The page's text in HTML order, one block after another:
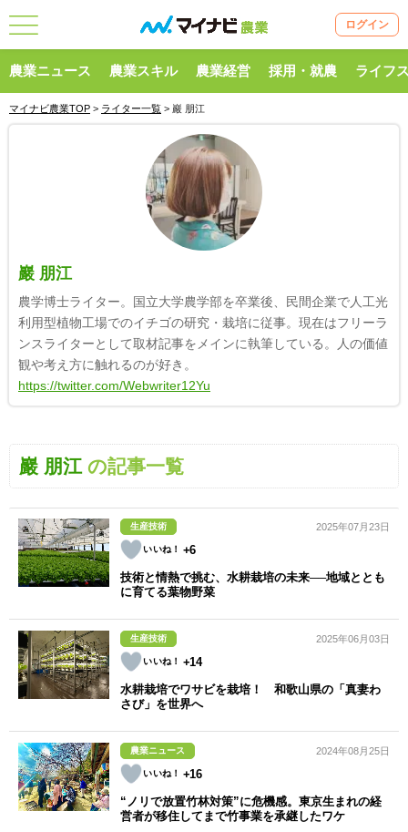
ログイン
農業ニュース 農業スキル 農業経営 採用・就農 ライフ
マイナビ農業TOP > ライター一覧 > 巖 朋江
巖 朋江
農学博士ライター。国立大学農学部を卒業後、民間企業で人工光
利用型植物工場でのイチゴの研究・栽培に従事。現在はフリーラ
ンスライターとして取材記事をメインに執筆している。人の価値
観や考え方に触れるのが好き。
https://twitter.com/Webwriter12Yu
巖 朋江 の記事一覧
生産技術
+6
2025年07月23日
技術と情熱で挑む、水耕栽培の未来──地域ととも
に育てる葉物野菜
生産技術
+14
2025年06月03日
水耕栽培でワサビを栽培！ 和歌山県の「真妻わ
さび」を世界へ
農業ニュース
+16
2024年08月25日
“ノリで放置竹林対策”に危機感。東京生まれの経
営者が移住してまで竹事業を承継したワケ